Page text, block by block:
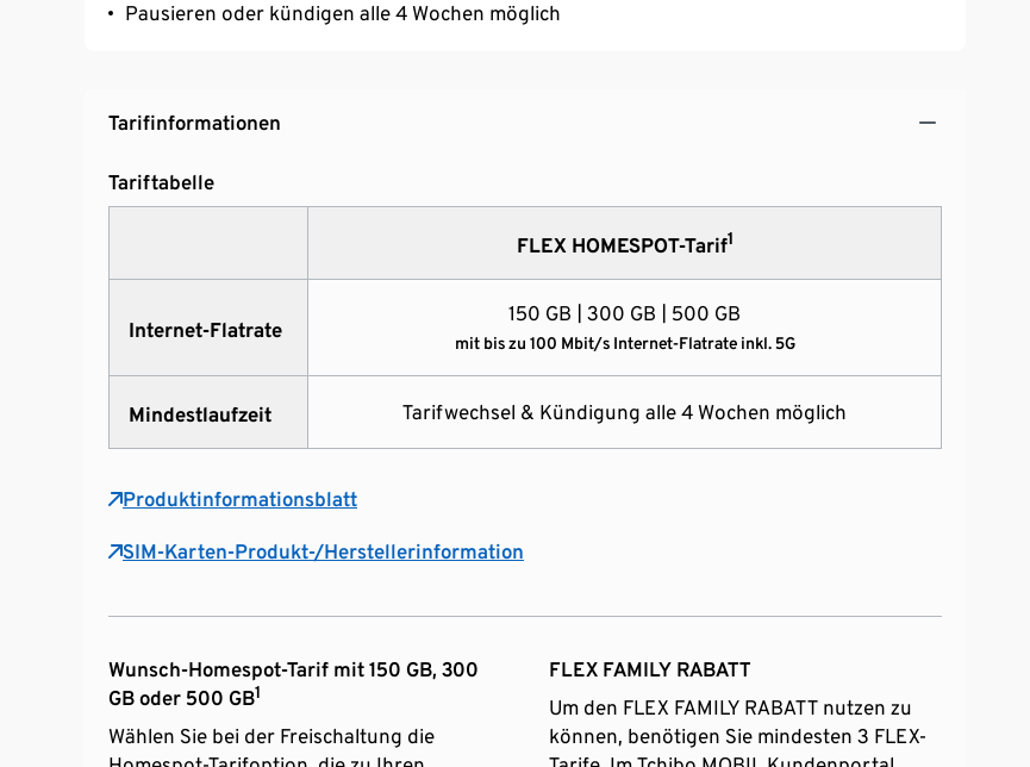
Pausieren oder kündigen alle 4 Wochen möglich
Tarifinformationen
Tariftabelle
FLEX HOMESPOT-Tarif1
Internet-Flatrate
150 GB | 300 GB | 500 GB
mit bis zu 100 Mbit/s Internet-Flatrate inkl. 5G
Mindestlaufzeit Tarifwechsel & Kündigung alle 4 Wochen möglich
Produktinformationsblatt
SIM-Karten-Produkt-/Herstellerinformation
Wunsch-Homespot-Tarif mit 150 GB, 300
GB oder 500 GB1
Wählen Sie bei der Freischaltung die
FLEX FAMILY RABATT
Um den FLEX FAMILY RABATT nutzen zu
können, benötigen Sie mindesten 3 FLEX-